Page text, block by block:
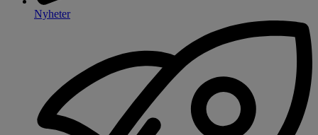
Nyheter